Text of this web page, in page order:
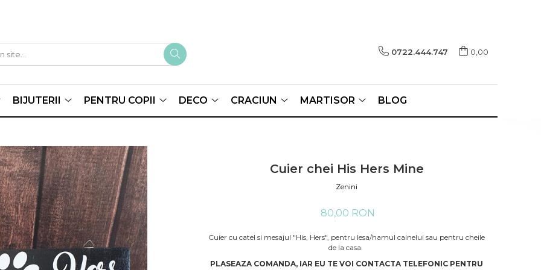
0722.444.747 0,00
BIJUTERII PENTRU COPII DECO CRACIUN MARTISOR BLOG
Cuier chei His Hers Mine
Zenini
80,00 RON
Cuier cu catel si mesajul "His, Hers", pentru lesa/hamul cainelui sau pentru cheile
de la casa.
PLASEAZA COMANDA, IAR EU TE VOI CONTACTA TELEFONIC PENTRU